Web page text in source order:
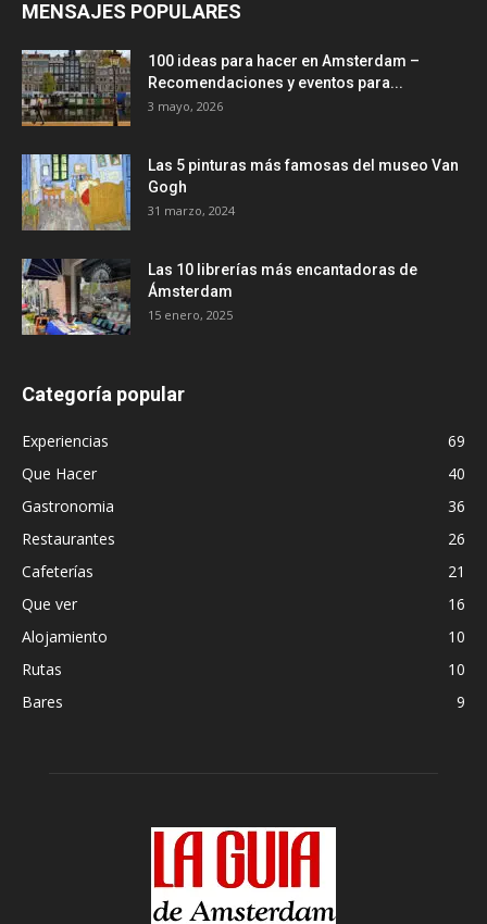
MENSAJES POPULARES
100 ideas para hacer en Amsterdam –
Recomendaciones y eventos para...
3 mayo, 2026
Las 5 pinturas más famosas del museo Van
Gogh
31 marzo, 2024
Las 10 librerías más encantadoras de
Ámsterdam
15 enero, 2025
Categoría popular
Experiencias
69
Que Hacer
40
Gastronomia
36
Restaurantes
26
Cafeterías
21
Que ver
16
Alojamiento
10
Rutas
10
Bares
9